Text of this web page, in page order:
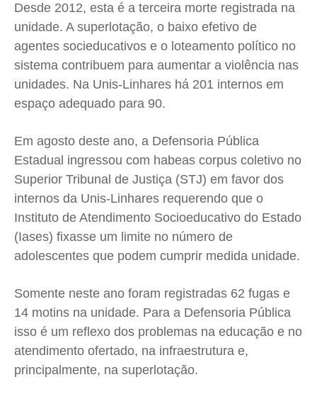
Anuncie
Quem Somos
Expediente
Contato
Termos de Uso
Privacidade
Anuncie
Quem Somos
Expediente
Contato
Termos de Uso
Privacidade
Anuncie
Quem Somos
Expediente
Contato
Termos de Uso
Privacidade
Anuncie
Quem Somos
Expediente
Contato
Termos de Uso
Privacidade
Desde 2012, esta é a terceira morte registrada na
unidade. A superlotação, o baixo efetivo de
agentes socieducativos e o loteamento político no
sistema contribuem para aumentar a violência nas
unidades. Na Unis-Linhares há 201 internos em
espaço adequado para 90.
Em agosto deste ano, a Defensoria Pública
Estadual ingressou com habeas corpus coletivo no
Superior Tribunal de Justiça (STJ) em favor dos
internos da Unis-Linhares requerendo que o
Instituto de Atendimento Socioeducativo do Estado
(Iases) fixasse um limite no número de
adolescentes que podem cumprir medida unidade.
Somente neste ano foram registradas 62 fugas e
14 motins na unidade. Para a Defensoria Pública
isso é um reflexo dos problemas na educação e no
atendimento ofertado, na infraestrutura e,
principalmente, na superlotação.